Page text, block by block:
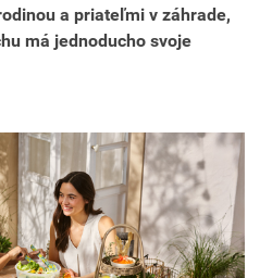
a priateľmi v záhrade,
má jednoducho svoje